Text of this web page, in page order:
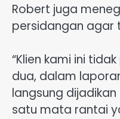
Robert juga
persidangan agar
“Klien kami ini
dua, dalam
langsung
satu mata rantai